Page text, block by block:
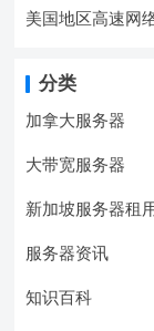
美国地区高速网
分类
加拿大服务器
大带宽服务器
新加坡服务器租
服务器资讯
知识百科